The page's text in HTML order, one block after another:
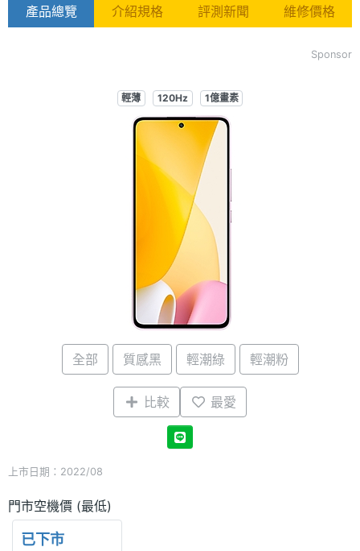
產品總覽 介紹規格 評測新聞 維修價格
Sponsor
輕薄 120Hz 1億畫素
全部 質感黑 輕潮綠 輕潮粉
比較 最愛
上市日期：2022/08
門市空機價 (最低)
已下市